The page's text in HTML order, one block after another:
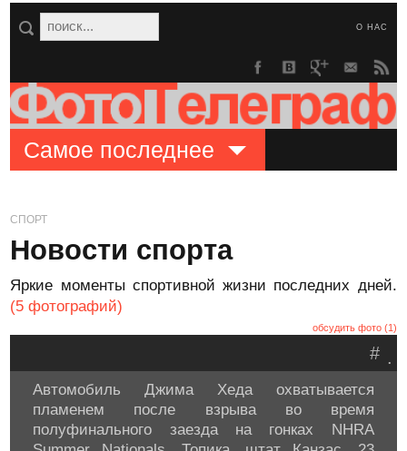
О НАС
Самое последнее
СПОРТ
Новости спорта
Яркие моменты спортивной жизни последних дней.
(5 фотографий)
обсудить фото (1)
.
#
Автомобиль Джима Хеда охватывается
пламенем после взрыва во время
полуфинального заезда на гонках NHRA